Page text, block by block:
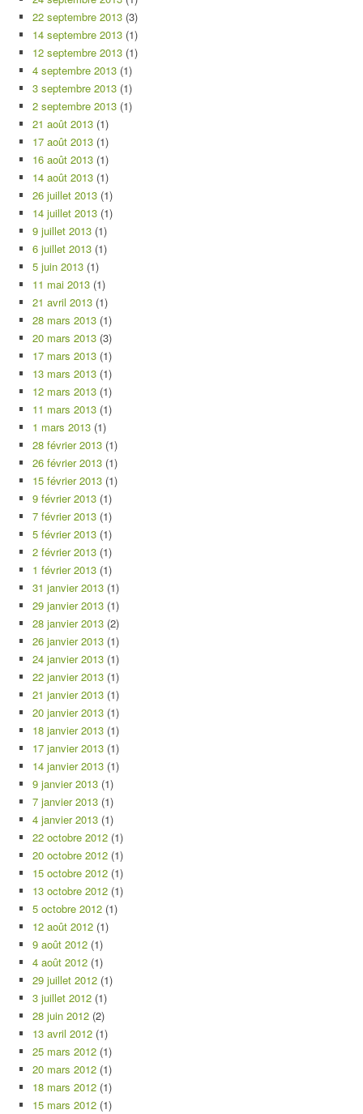
22 septembre 2013 (3)
14 septembre 2013 (1)
12 septembre 2013 (1)
4 septembre 2013 (1)
3 septembre 2013 (1)
2 septembre 2013 (1)
21 août 2013 (1)
17 août 2013 (1)
16 août 2013 (1)
14 août 2013 (1)
26 juillet 2013 (1)
14 juillet 2013 (1)
9 juillet 2013 (1)
6 juillet 2013 (1)
5 juin 2013 (1)
11 mai 2013 (1)
21 avril 2013 (1)
28 mars 2013 (1)
20 mars 2013 (3)
17 mars 2013 (1)
13 mars 2013 (1)
12 mars 2013 (1)
11 mars 2013 (1)
1 mars 2013 (1)
28 février 2013 (1)
26 février 2013 (1)
15 février 2013 (1)
9 février 2013 (1)
7 février 2013 (1)
5 février 2013 (1)
2 février 2013 (1)
1 février 2013 (1)
31 janvier 2013 (1)
29 janvier 2013 (1)
28 janvier 2013 (2)
26 janvier 2013 (1)
24 janvier 2013 (1)
22 janvier 2013 (1)
21 janvier 2013 (1)
20 janvier 2013 (1)
18 janvier 2013 (1)
17 janvier 2013 (1)
14 janvier 2013 (1)
9 janvier 2013 (1)
7 janvier 2013 (1)
4 janvier 2013 (1)
22 octobre 2012 (1)
20 octobre 2012 (1)
15 octobre 2012 (1)
13 octobre 2012 (1)
5 octobre 2012 (1)
12 août 2012 (1)
9 août 2012 (1)
4 août 2012 (1)
29 juillet 2012 (1)
3 juillet 2012 (1)
28 juin 2012 (2)
13 avril 2012 (1)
25 mars 2012 (1)
20 mars 2012 (1)
18 mars 2012 (1)
15 mars 2012 (1)